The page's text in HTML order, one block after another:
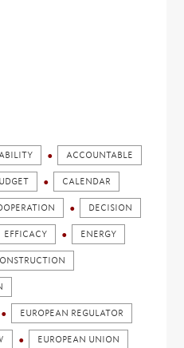
ACCOUNTABLE
CALENDAR
DECISION
EFFICACY ENERGY
EUROPEAN REGULATOR
EUROPEAN UNION